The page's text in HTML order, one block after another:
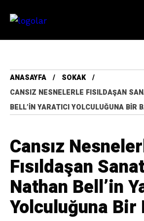
ANASAYFA
SOKAK
CANSIZ NESNELERLE FISILDAŞAN
BELL’IN YARATICI YOLCULUĞUNA BIR
Cansız
Fısıldaşan
Nathan Bell’in
Yolculuğuna Bir